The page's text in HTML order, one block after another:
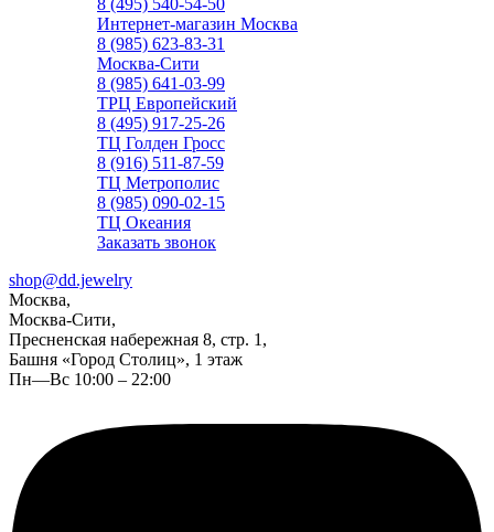
8 (495) 540-54-50
Интернет-магазин Москва
8 (985) 623-83-31
Москва-Сити
8 (985) 641-03-99
ТРЦ Европейский
8 (495) 917-25-26
ТЦ Голден Гросс
8 (916) 511-87-59
ТЦ Метрополис
8 (985) 090-02-15
ТЦ Океания
Заказать звонок
shop@dd.jewelry
Москва,
Москва-Сити,
Пресненская набережная 8, стр. 1,
Башня «Город Столиц», 1 этаж
Пн—Вс 10:00 – 22:00